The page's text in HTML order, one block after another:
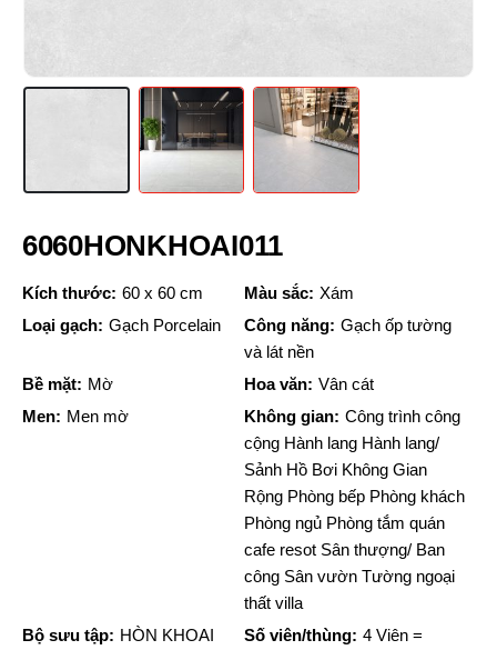
6060HONKHOAI011
Kích thước: 60 x 60 cm Màu sắc: Xám
Loại gạch: Gạch Porcelain Công năng: Gạch ốp tường
và lát nền
Bề mặt: Mờ Hoa văn: Vân cát
Men: Men mờ Không gian: Công trình công
cộng Hành lang Hành lang/
Sảnh Hồ Bơi Không Gian
Rộng Phòng bếp Phòng khách
Phòng ngủ Phòng tắm quán
cafe resot Sân thượng/ Ban
công Sân vườn Tường ngoại
thất villa
Bộ sưu tập: HÒN KHOAI Số viên/thùng: 4 Viên =